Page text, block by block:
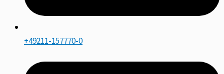
+49211-157770-0